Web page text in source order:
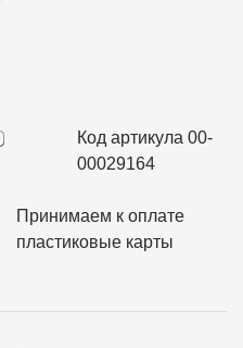
Код артикула 00-
00029164
Принимаем к оплате
пластиковые карты